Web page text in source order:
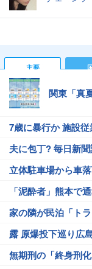
主要
関東「真
7歳に暴行か 施設
夫に包丁? 毎日新
立体駐車場から車
「泥酔者」熊本で
家の隣が民泊「トラ
露 原爆投下巡り広
無期刑の「終身刑